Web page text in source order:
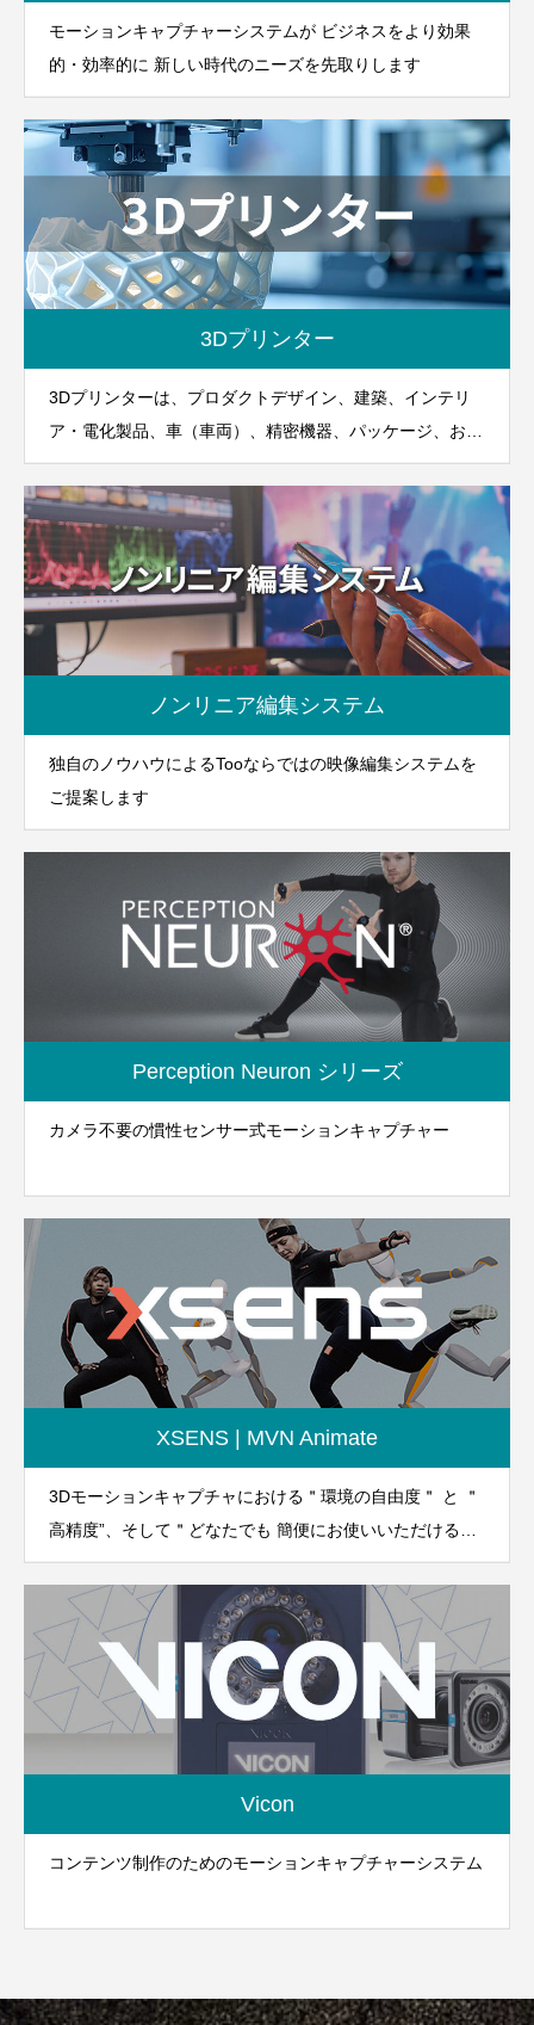
モーションキャプチャーシステムが ビジネスをより効果
的・効率的に 新しい時代のニーズを先取りします
3Dプリンター
3Dプリンターは、プロダクトデザイン、建築、インテリ
ア・電化製品、車（車両）、精密機器、パッケージ、おも
ちゃ、医療機器、航空宇宙、教育研究機関、イベント関連
等、幅広い分野ですでに広く利用されています。
ノンリニア編集システム
独自のノウハウによるTooならではの映像編集システムを
ご提案します
Perception Neuron シリーズ
カメラ不要の慣性センサー式モーションキャプチャー
XSENS | MVN Animate
3Dモーションキャプチャにおける＂環境の自由度＂ と ＂
高精度”、そして＂どなたでも 簡便にお使いいただける＂
革新的なユーザー ビリティを提供します。
Vicon
コンテンツ制作のためのモーションキャプチャーシステム